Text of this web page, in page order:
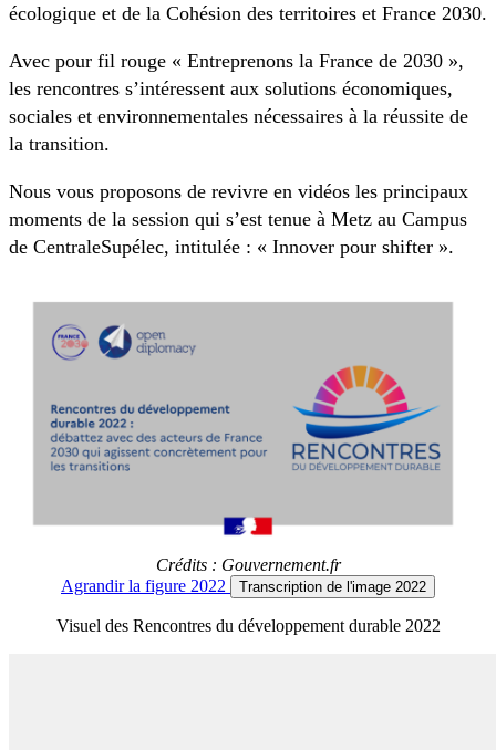
écologique et de la Cohésion des territoires et France 2030.
Avec pour fil rouge « Entreprenons la France de 2030 »,
les rencontres s’intéressent aux solutions économiques,
sociales et environnementales nécessaires à la réussite de
la transition.
Nous vous proposons de revivre en vidéos les principaux
moments de la session qui s’est tenue à Metz au Campus
de CentraleSupélec, intitulée : « Innover pour shifter ».
Crédits : Gouvernement.fr
Agrandirla figure 2022 Transcription de l'image 2022
Visuel des Rencontres du développement durable 2022